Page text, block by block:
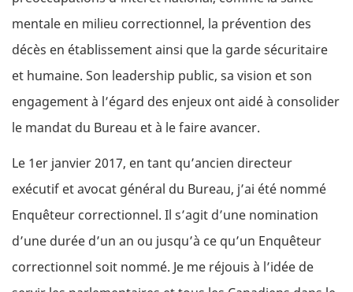
mentale en milieu correctionnel, la prévention des
décès en établissement ainsi que la garde sécuritaire
et humaine. Son leadership public, sa vision et son
engagement à l’égard des enjeux ont aidé à consolider
le mandat du Bureau et à le faire avancer.
Le 1er janvier 2017, en tant qu’ancien directeur
exécutif et avocat général du Bureau, j’ai été nommé
Enquêteur correctionnel. Il s’agit d’une nomination
d’une durée d’un an ou jusqu’à ce qu’un Enquêteur
correctionnel soit nommé. Je me réjouis à l’idée de